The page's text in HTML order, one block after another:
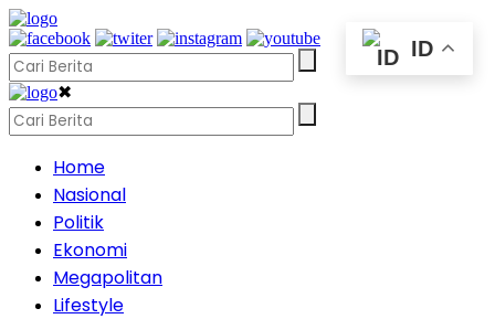
✖
Home
Nasional
Politik
Ekonomi
Megapolitan
Lifestyle
ID